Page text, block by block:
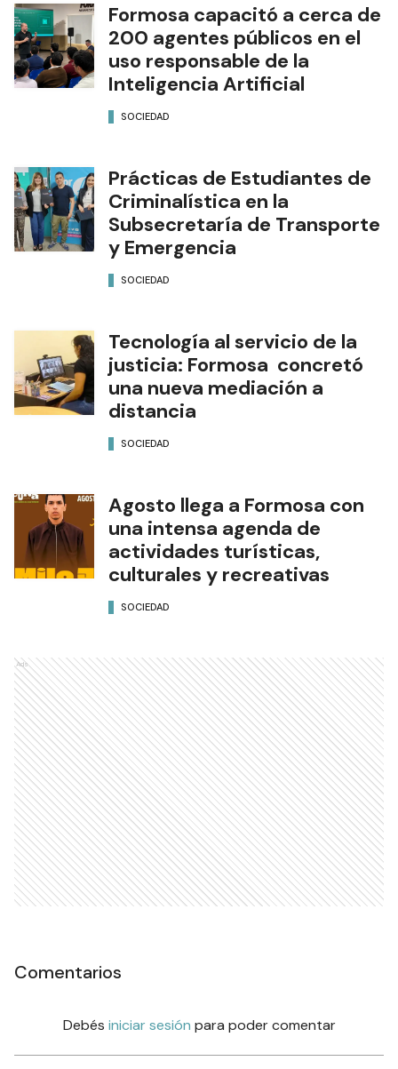
Formosa capacitó a cerca de
200 agentes públicos en el
uso responsable de la
Inteligencia Artificial
SOCIEDAD
Prácticas de Estudiantes de
Criminalística en la
Subsecretaría de Transporte
y Emergencia
SOCIEDAD
Tecnología al servicio de la
justicia: Formosa concretó
una nueva mediación a
distancia
SOCIEDAD
Agosto llega a Formosa con
una intensa agenda de
actividades turísticas,
culturales y recreativas
SOCIEDAD
Ads
Comentarios
Debés iniciar sesión para poder comentar